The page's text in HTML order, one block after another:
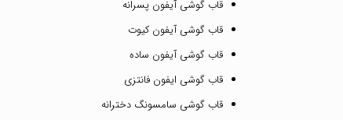
قاب گوشی آیفون پسرانه
قاب گوشی آیفون کیوت
قاب گوشی آیفون ساده
قاب گوشی ایفون فانتزی
قاب گوشی سامسونگ دخترانه